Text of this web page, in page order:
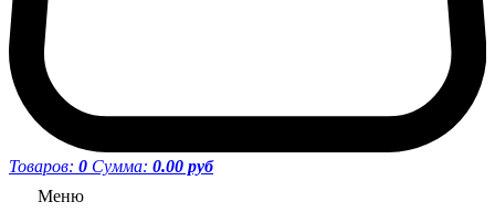
Товаров: 0 Сумма: 0.00 руб
Меню